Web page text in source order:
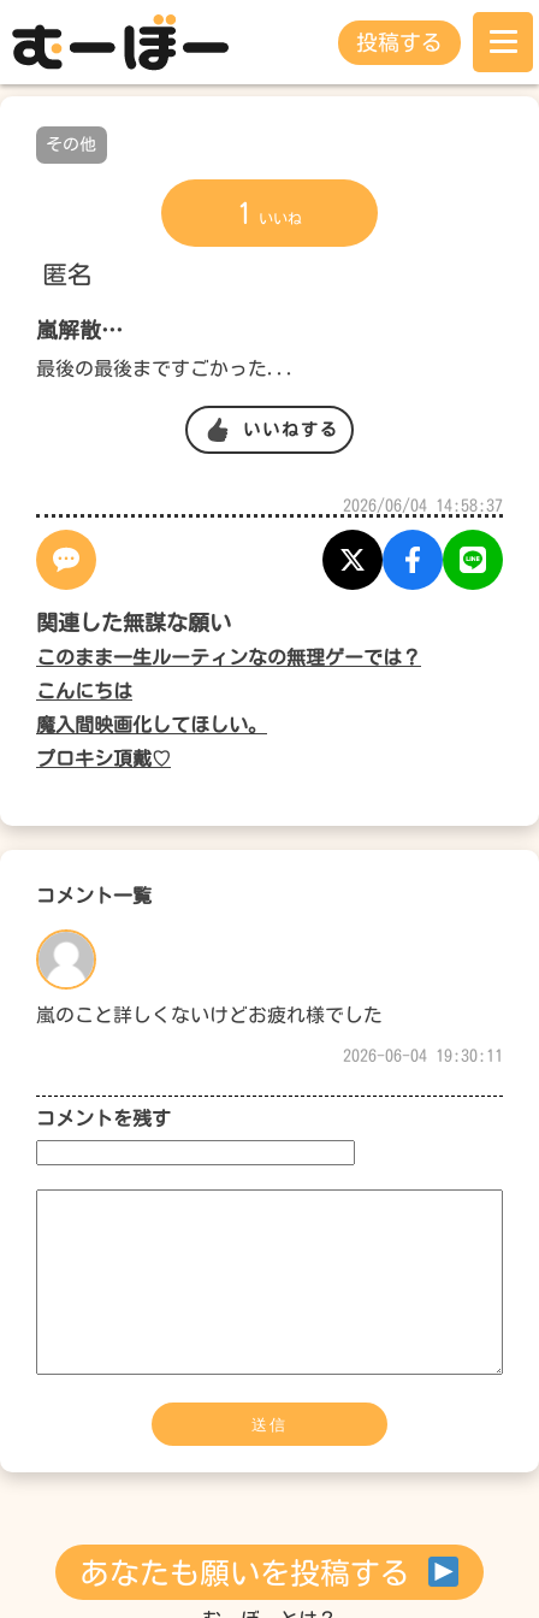
投稿する
その他
1 いいね
匿名
嵐解散…
最後の最後まですごかった...
いいねする
2026/06/04 14:58:37
関連した無謀な願い
このまま一生ルーティンなの無理ゲーでは？
こんにちは
魔入間映画化してほしい。
プロキシ頂戴♡
コメント一覧
嵐のこと詳しくないけどお疲れ様でした
2026-06-04 19:30:11
コメントを残す
あなたも願いを投稿する